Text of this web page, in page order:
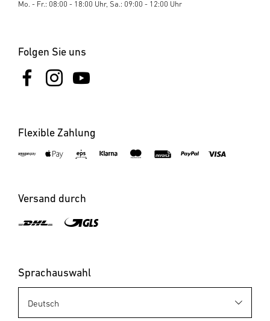
Mo. - Fr.: 08:00 - 18:00 Uhr, Sa.: 09:00 - 12:00 Uhr
Folgen Sie uns
Flexible Zahlung
Versand durch
Sprachauswahl